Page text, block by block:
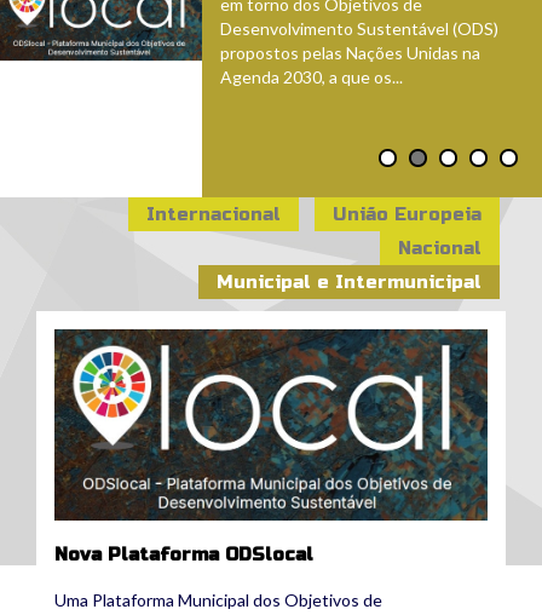
em torno dos Objetivos de
Desenvolvimento Sustentável (ODS)
propostos pelas Nações Unidas na
Agenda 2030, a que os...
Internacional
União Europeia
Nacional
Municipal e Intermunicipal
ods_local_1.jpg
Nova Plataforma ODSlocal
Uma Plataforma Municipal dos Objetivos de